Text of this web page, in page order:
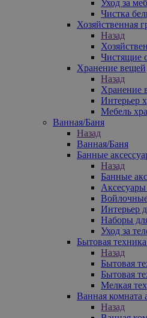
Уход за
Чистка
Хозяйственная
Назад
Чистящие
Хранение вещей
Назад
Хранение
Интерьер
Мебель
Ванная/Баня
Назад
Ванная/Баня
Банные
Назад
Банные
Интерьер
Наборы
Уход за
Бытовая
Назад
Бытовая
Бытовая
Мелкая
Ванная комната
Назад